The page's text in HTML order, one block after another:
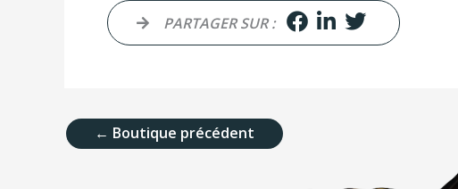
PARTAGER SUR :
← Boutique précédent